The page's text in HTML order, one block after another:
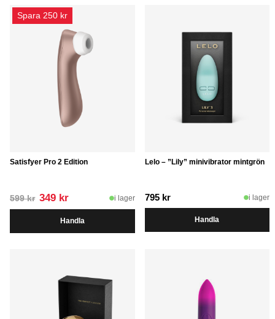
Satisfyer Pro 2 Edition
599kr Det
ursprungliga
priset
var:
349 krDet
nuvarande
priset
är:
i lager
Handla
Spara 250 kr
Lelo – ”Lily” minivibrator mintgrön
795 kr i lager
Handla